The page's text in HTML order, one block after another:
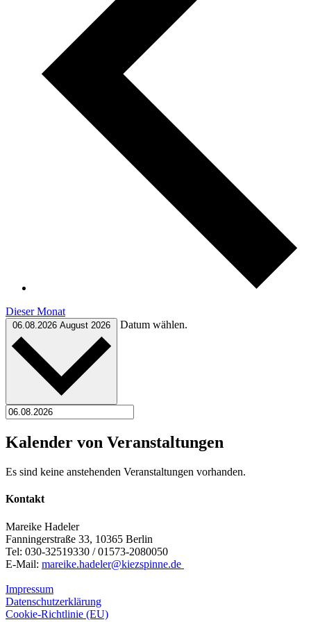
Dieser Monat
06.08.2026 August 2026 Datum wählen.
Kalender von Veranstaltungen
Es sind keine anstehenden Veranstaltungen vorhanden.
Kontakt
Mareike Hadeler
Fanningerstraße 33, 10365 Berlin
Tel: 030-32519330 / 01573-2080050
E-Mail: mareike.hadeler@kiezspinne.de
Impressum
Datenschutzerklärung
Cookie-Richtlinie (EU)